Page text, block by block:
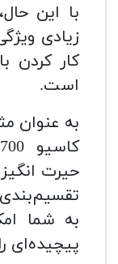
با این
زیادی
کار کردن
است.
حیرت
به شما
پیچیده‌ای